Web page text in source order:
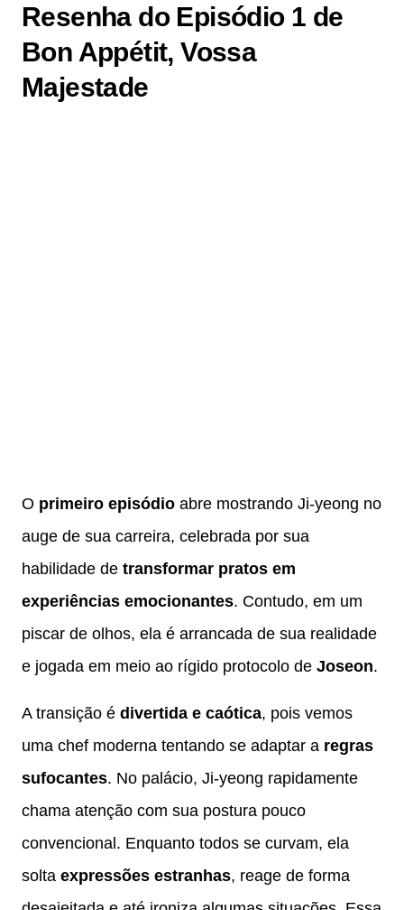
Resenha do Episódio 1 de
Bon Appétit, Vossa
Majestade
O primeiro episódio abre mostrando Ji-yeong no
auge de sua carreira, celebrada por sua
habilidade de transformar pratos em
experiências emocionantes. Contudo, em um
piscar de olhos, ela é arrancada de sua realidade
e jogada em meio ao rígido protocolo de Joseon.
A transição é divertida e caótica, pois vemos
uma chef moderna tentando se adaptar a regras
sufocantes. No palácio, Ji-yeong rapidamente
chama atenção com sua postura pouco
convencional. Enquanto todos se curvam, ela
solta expressões estranhas, reage de forma